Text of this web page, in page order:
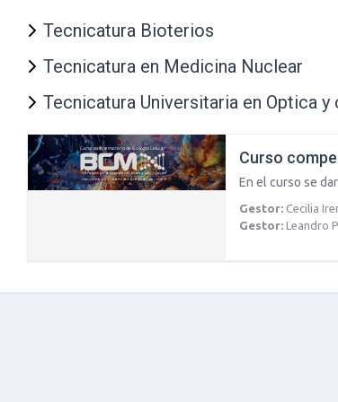
Tecnicatura Bioterios
Tecnicatura en Medicina Nuclear
Tecnicatura Universitaria en Optica
Curso
En el curso se
Gestor: Cecilia
Gestor: Leandro